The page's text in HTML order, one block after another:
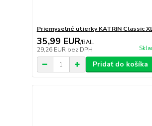
Priemyselné utierky KATRIN Classic
35,99 EUR/BAL.
29,26 EUR bez DPH
Pridať do košíka